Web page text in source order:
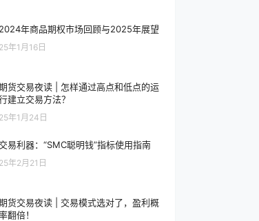
2024年商品期权市场回顾与2025年展望
25年1月16日
货交易夜读 | 怎样通过高点和低点的运
建立交易方法？
25年1月24日
易利器：“SMC聪明钱”指标使用指南
25年2月21日
货交易夜读 | 交易模式选对了，盈利概
翻倍！